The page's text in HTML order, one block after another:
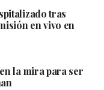
tras
en vivo en
la mira para ser